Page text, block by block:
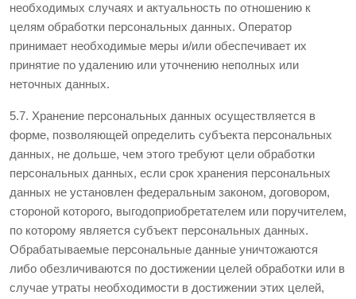
необходимых случаях и актуальность по отношению к
целям обработки персональных данных. Оператор
принимает необходимые меры и/или обеспечивает их
принятие по удалению или уточнению неполных или
неточных данных.
5.7. Хранение персональных данных осуществляется в
форме, позволяющей определить субъекта персональных
данных, не дольше, чем этого требуют цели обработки
персональных данных, если срок хранения персональных
данных не установлен федеральным законом, договором,
стороной которого, выгодоприобретателем или поручителем,
по которому является субъект персональных данных.
Обрабатываемые персональные данные уничтожаются
либо обезличиваются по достижении целей обработки или в
случае утраты необходимости в достижении этих целей,